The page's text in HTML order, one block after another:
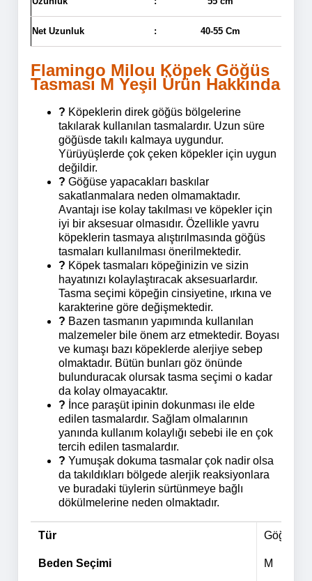
Net Uzunluk : 40-55 Cm
Flamingo Milou Köpek Göğüs
Tasması M Yeşil Ürün Hakkında
? Köpeklerin direk göğüs bölgelerine
takılarak kullanılan tasmalardır. Uzun süre
göğüsde takılı kalmaya uygundur.
Yürüyüşlerde çok çeken köpekler için uygun
değildir.
? Göğüse yapacakları baskılar
sakatlanmalara neden olmamaktadır.
Avantajı ise kolay takılması ve köpekler için
iyi bir aksesuar olmasıdır. Özellikle yavru
köpeklerin tasmaya alıştırılmasında göğüs
tasmaları kullanılması önerilmektedir.
? Köpek tasmaları köpeğinizin ve sizin
hayatınızı kolaylaştıracak aksesuarlardır.
Tasma seçimi köpeğin cinsiyetine, ırkına ve
karakterine göre değişmektedir.
? Bazen tasmanın yapımında kullanılan
malzemeler bile önem arz etmektedir. Boyası
ve kumaşı bazı köpeklerde alerjiye sebep
olmaktadır. Bütün bunları göz önünde
bulunduracak olursak tasma seçimi o kadar
da kolay olmayacaktır.
? İnce paraşüt ipinin dokunması ile elde
edilen tasmalardır. Sağlam olmalarının
yanında kullanım kolaylığı sebebi ile en çok
tercih edilen tasmalardır.
? Yumuşak dokuma tasmalar çok nadir olsa
da takıldıkları bölgede alerjik reaksiyonlara
ve buradaki tüylerin sürtünmeye bağlı
dökülmelerine neden olmaktadır.
Tür Göğüs
Beden Seçimi M